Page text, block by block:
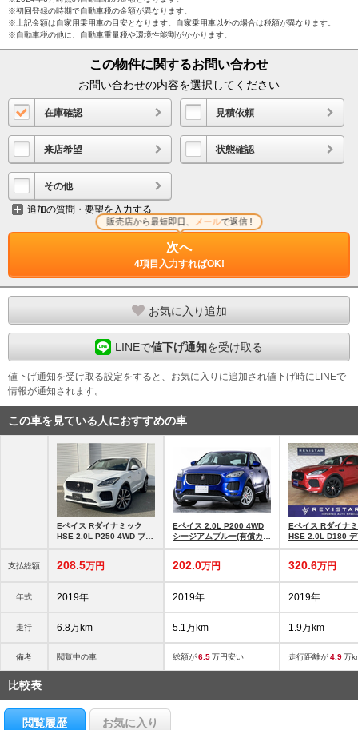
※初回登録の時期で自動車税の金額が異なります。
※上記金額は自家用乗用車の目安となります。自家乗用車以外の場合は税額が異なります。
※自動車税の他に、自動車重量税や環境性能割がかかります。
この物件に関するお問い合わせ
お問い合わせの内容を選択してください
在庫確認 見積依頼
来店希望 状態確認
その他
追加の質問・要望を入力する
次へ
4項目入力すればOK!
販売店から最短即日、 メールで返信 !
お気に入り追加
LINEで値下げ通知を受け取る
値下げ通知を受け取る設定をすると、お気に入りに追加され値下げ時にLINEで
情報が通知されます。
この車を見ている人におすすめの車
支払総額
年式
走行
備考
Eペイス Rダイナミック
HSE 2.0L P250 4WD ブラ
208.5万円
2019年
6.8万km
閲覧中の車
Eペイス 2.0L P200 4WD
シージアムブルー(有償カラ
202.0万円
2019年
5.1万km
総額が6.5万円安い
Eペイス Rダイナ
HSE 2.0L D180 デ
ルーフ
320.6万円
2019年
1.9万km
走行距離が4.9万
比較表
閲覧履歴 お気に入り